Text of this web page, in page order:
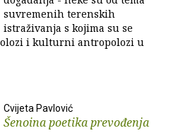
suvremenih terenskih
istraživanja s kojima su se
i kulturni antropolozi u
Cvijeta Pavlović
Šenoina poetika prevođenja